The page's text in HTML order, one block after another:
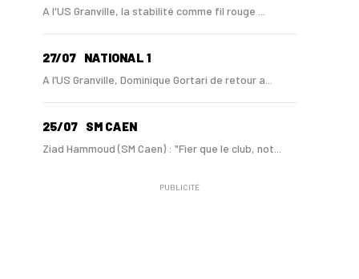
A l'US Granville, la stabilité comme fil rouge ...
27/07 NATIONAL 1
A l’US Granville, Dominique Gortari de retour a...
25/07 SM CAEN
Ziad Hammoud (SM Caen) : "Fier que le club, not...
SM CAEN - MERCATO
PUBLICITÉ